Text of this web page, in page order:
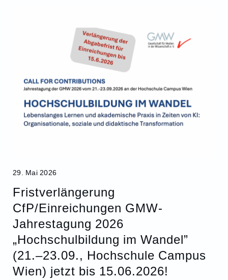
29. Mai 2026
Fristverlängerung
CfP/Einreichungen GMW-
Jahrestagung 2026
„Hochschulbildung im Wandel”
(21.–23.09., Hochschule Campus
Wien) jetzt bis 15.06.2026!